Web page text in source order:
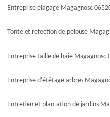
Entreprise élagage Magagnosc
Tonte et refection de pelouse
Entreprise taille de haie Magagnosc
Entreprise d'étêtage arbres
Entretien et plantation de jardins